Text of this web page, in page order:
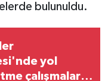
bulunuldu.
yol
çalışmaları